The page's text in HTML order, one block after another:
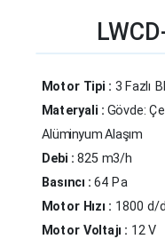
Motor Tipi : 3 Fazlı
Materyali :Gövde:
Alüminyum Alaşım
Debi :825 m3/h
Basıncı :64 Pa
Motor Hızı : 1800 d/d
Motor Voltajı : 12 V